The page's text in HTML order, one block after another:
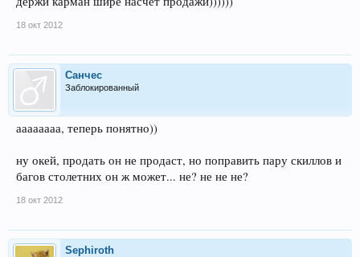
18 окт 2012
Санчес
Заблокированный
аааааааа, теперь понятно))
ну окей, продать он не продаст, но поправить пару скиллов и
багов столетних он ж может... не? не не не?
18 окт 2012
Sephiroth